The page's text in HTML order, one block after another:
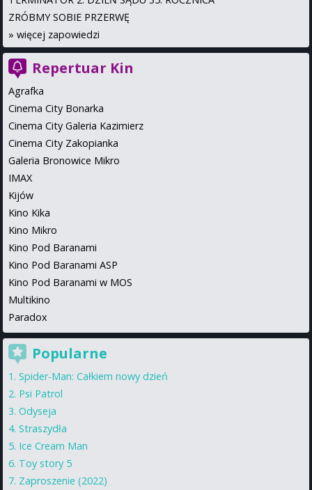
ZRÓBMY SOBIE PRZERWĘ
» więcej zapowiedzi
Repertuar Kin
Agrafka
Cinema City Bonarka
Cinema City Galeria Kazimierz
Cinema City Zakopianka
Galeria Bronowice Mikro
IMAX
Kijów
Kino Kika
Kino Mikro
Kino Pod Baranami
Kino Pod Baranami ASP
Kino Pod Baranami w MOS
Multikino
Paradox
Popularne
Spider-Man: Całkiem nowy dzień
Psi Patrol
Odyseja
Straszydła
Ice Cream Man
Toy story 5
Zaproszenie (2022)